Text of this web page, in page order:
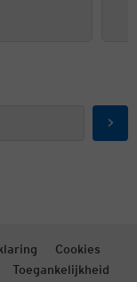
Cookies
Toegankelijkheid